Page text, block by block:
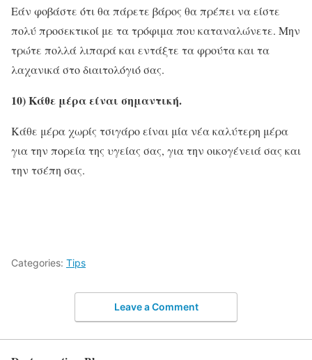
Εάν φοβάστε ότι θα πάρετε βάρος θα πρέπει να είστε
πολύ προσεκτικοί με τα τρόφιμα που καταναλώνετε. Μην
τρώτε πολλά λιπαρά και εντάξτε τα φρούτα και τα
λαχανικά στο διαιτολόγιό σας.
10) Κάθε μέρα είναι σημαντική.
Κάθε μέρα χωρίς τσιγάρο είναι μία νέα καλύτερη μέρα
για την πορεία της υγείας σας, για την οικογένειά σας και
την τσέπη σας.
Categories: Tips
Leave a Comment